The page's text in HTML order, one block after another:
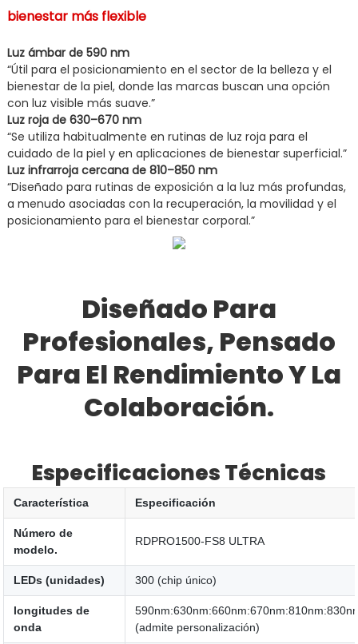
bienestar más flexible
Luz ámbar de 590 nm
“Útil para el posicionamiento en el sector de la belleza y el
bienestar de la piel, donde las marcas buscan una opción
con luz visible más suave.”
Luz roja de 630–670 nm
“Se utiliza habitualmente en rutinas de luz roja para el
cuidado de la piel y en aplicaciones de bienestar superficial.”
Luz infrarroja cercana de 810–850 nm
“Diseñado para rutinas de exposición a la luz más profundas,
a menudo asociadas con la recuperación, la movilidad y el
posicionamiento para el bienestar corporal.”
Diseñado Para
Profesionales, Pensado
Para El Rendimiento Y La
Colaboración.
Especificaciones Técnicas
Característica Especificación
Número de
modelo.
RDPRO1500-FS8 ULTRA
LEDs (unidades) 300 (chip único)
longitudes de
onda
(admite personalización)